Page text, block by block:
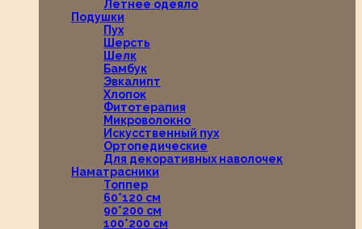
Летнее одеяло
Подушки
Пух
Шерсть
Шелк
Бамбук
Эвкалипт
Хлопок
Фитотерапия
Микроволокно
Искусственный пух
Ортопедические
Для декоративных наволочек
Наматрасники
Топпер
60*120 см
90*200 см
100*200 см